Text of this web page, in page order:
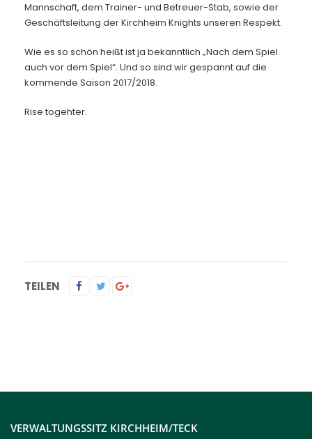
Mannschaft, dem Trainer- und Betreuer-Stab, sowie der
Geschäftsleitung der Kirchheim Knights unseren Respekt.
Wie es so schön heißt ist ja bekanntlich „Nach dem Spiel
auch vor dem Spiel“. Und so sind wir gespannt auf die
kommende Saison 2017/2018.
Rise togehter.
TEILEN
VERWALTUNGSSITZ KIRCHHEIM/TECK